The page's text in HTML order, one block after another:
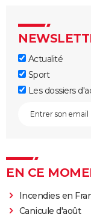
Actualité
Sport
Les dossiers
EN CE
Incendies en
Canicule d'août